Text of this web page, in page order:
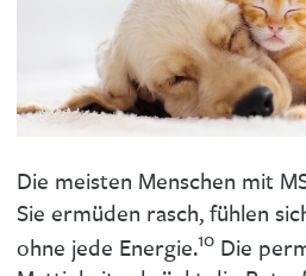
Die meisten Menschen mit
Sie ermüden rasch, fühlen
ohne jede Energie.10 Die